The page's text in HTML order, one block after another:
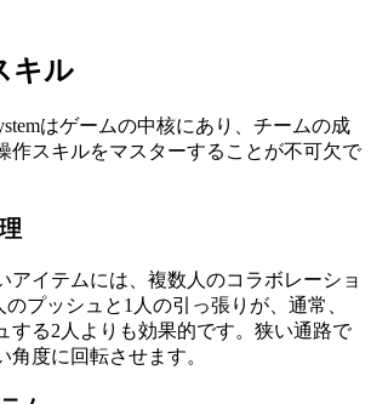
キル
はゲームの中核にあり、チームの成
作スキルをマスターすることが不可欠で
アイテムには、複数人のコラボレーショ
プッシュと1人の引っ張りが、通常、
する2人よりも効果的です。狭い通路で
角度に回転させます。